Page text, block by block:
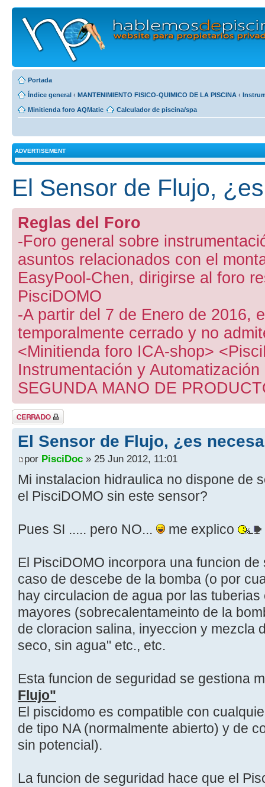
Portada
Índice general ‹ MANTENIMIENTO FISICO-QUIMICO DE LA PISCINA ‹
Minitienda foro AQMatic Calculador de piscina/spa
ADVERTISEMENT
El Sensor de Flujo,
Reglas del Foro
-Foro general sobre
asuntos relacionados con el
EasyPool-Chen, dirigirse al foro
PisciDOMO
-A partir del 7 de Enero de 2016,
temporalmente cerrado y no
<Minitienda foro ICA-shop>
Instrumentación y
SEGUNDA MANO DE
Tema cerrado
El Sensor de Flujo, ¿es
por PisciDoc » 25 Jun 2012, 11:01
Mi instalacion hidraulica no dispone de
el PisciDOMO sin este sensor?
Pues SI ..... pero NO... me explico
El PisciDOMO incorpora una funcion
caso de descebe de la bomba (o por
hay circulacion de agua por las
mayores (sobrecalentameinto de la
de cloracion salina, inyeccion y mezcla
seco, sin agua" etc., etc.
Esta funcion de seguridad se gestiona
Flujo"
El piscidomo es compatible con
de tipo NA (normalmente abierto) y de
sin potencial).
La funcion de seguridad hace que el